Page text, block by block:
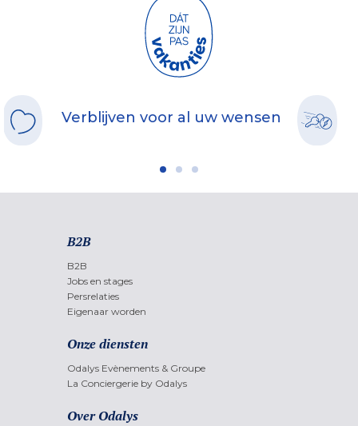
Verblijven voor al uw wensen
B2B
B2B
Jobs en stages
Persrelaties
Eigenaar worden
Onze diensten
Odalys Evènements & Groupe
La Conciergerie by Odalys
Over Odalys